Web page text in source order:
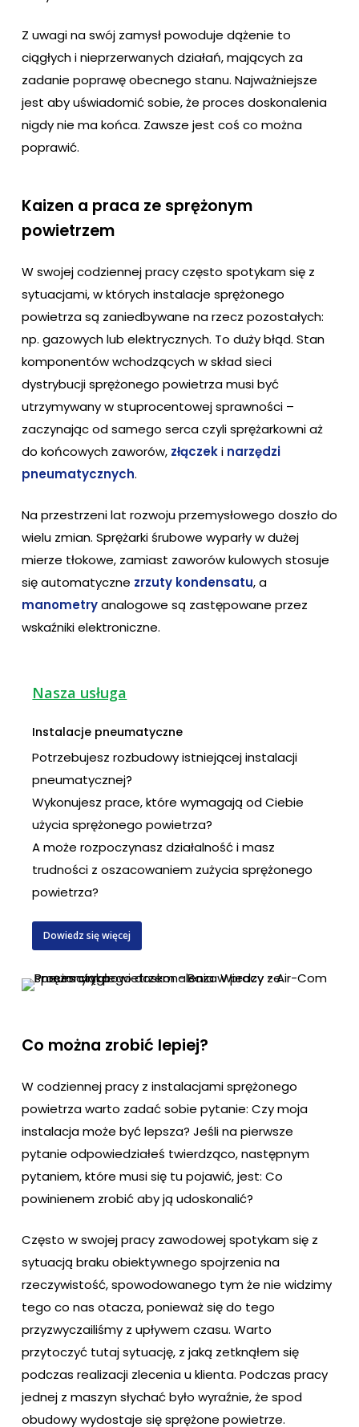
Z uwagi na swój zamysł powoduje dążenie to
ciągłych i nieprzerwanych działań, mających za
zadanie poprawę obecnego stanu. Najważniejsze
jest aby uświadomić sobie, że proces doskonalenia
nigdy nie ma końca. Zawsze jest coś co można
poprawić.
Kaizen a praca ze sprężonym
powietrzem
W swojej codziennej pracy często spotykam się z
sytuacjami, w których instalacje sprężonego
powietrza są zaniedbywane na rzecz pozostałych:
np. gazowych lub elektrycznych. To duży błąd. Stan
komponentów wchodzących w skład sieci
dystrybucji sprężonego powietrza musi być
utrzymywany w stuprocentowej sprawności –
zaczynając od samego serca czyli sprężarkowni aż
do końcowych zaworów, złączeki narzędzi
pneumatycznych.
Na przestrzeni lat rozwoju przemysłowego doszło do
wielu zmian. Sprężarki śrubowe wyparły w dużej
mierze tłokowe, zamiast zaworów kulowych stosuje
się automatyczne zrzuty kondensatu, a
manometryanalogowe są zastępowane przez
wskaźniki elektroniczne.
Nasza usługa
Instalacje pneumatyczne
Potrzebujesz rozbudowy istniejącej instalacji
pneumatycznej?
Wykonujesz prace, które wymagają od Ciebie
użycia sprężonego powietrza?
A może rozpoczynasz działalność i masz
trudności z oszacowaniem zużycia sprężonego
powietrza?
Dowiedz się więcej
Co można zrobić lepiej?
W codziennej pracy z instalacjami sprężonego
powietrza warto zadać sobie pytanie: Czy moja
instalacja może być lepsza? Jeśli na pierwsze
pytanie odpowiedziałeś twierdząco, następnym
pytaniem, które musi się tu pojawić, jest: Co
powinienem zrobić aby ją udoskonalić?
Często w swojej pracy zawodowej spotykam się z
sytuacją braku obiektywnego spojrzenia na
rzeczywistość, spowodowanego tym że nie widzimy
tego co nas otacza, ponieważ się do tego
przyzwyczailiśmy z upływem czasu. Warto
przytoczyć tutaj sytuację, z jaką zetknąłem się
podczas realizacji zlecenia u klienta. Podczas pracy
jednej z maszyn słychać było wyraźnie, że spod
obudowy wydostaje się sprężone powietrze.